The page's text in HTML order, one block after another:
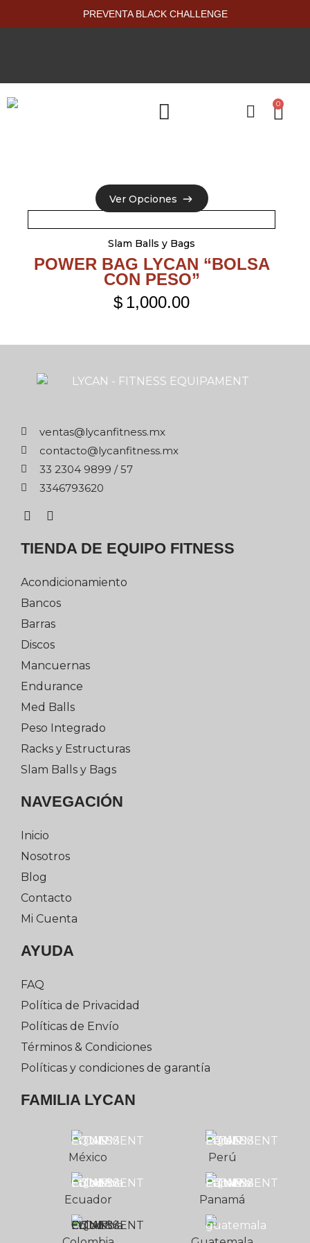
PREVENTA BLACK CHALLENGE
0
Ver Opciones
Ver Opciones
Slam Balls y Bags
POWER BAG LYCAN “BOLSA
CON PESO”
$ 1,000.00
xm.ssentifnacyl@satnev
xm.ssentifnacyl@otcatnoc
75 / 9989 4032 33
0263976433
TIENDA DE EQUIPO FITNESS
Acondicionamiento
Bancos
Barras
Discos
Mancuernas
Endurance
Med Balls
Peso Integrado
Racks y Estructuras
Slam Balls y Bags
NAVEGACIÓN
Inicio
Nosotros
Blog
Contacto
Mi Cuenta
AYUDA
FAQ
Política de Privacidad
Políticas de Envío
Términos & Condiciones
Políticas y condiciones de garantía
FAMILIA LYCAN
México
Ecuador
Perú
Panamá